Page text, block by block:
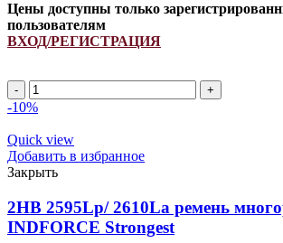
Цены доступны только
пользователям
ВХОД/РЕГИСТРАЦИЯ
2HB
2550Lp/
(PCM
6201426)
ремень
многоручьевой
INDFORCE
Unlimit
quantity
-10%
Quick view
Добавить в избранное
Закрыть
2HB 2595Lp/ 2610La ремень
INDFORCE Strongest